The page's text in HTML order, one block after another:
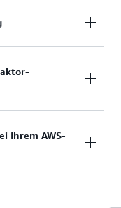
bei der
aber die
funktioniert?
Faktor-
Ihrem AWS-